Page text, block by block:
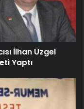
İlhan Uzgel
Yaptı